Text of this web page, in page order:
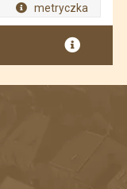
metryczka